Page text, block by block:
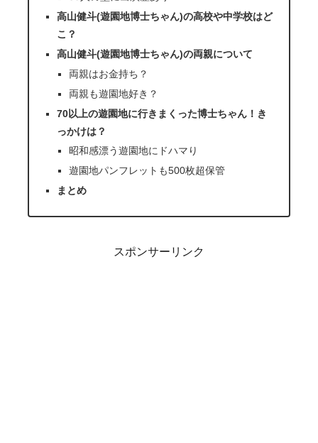
高山健斗(遊園地博士ちゃん)の高校や中学校はど
こ？
高山健斗(遊園地博士ちゃん)の両親について
両親はお金持ち？
両親も遊園地好き？
70以上の遊園地に行きまくった博士ちゃん！き
っかけは？
昭和感漂う遊園地にドハマり
遊園地パンフレットも500枚超保管
まとめ
スポンサーリンク